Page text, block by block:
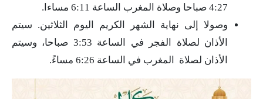
4:27 صباحا وصلاة المغرب الساعة 6:11 مساءا.
وصولا إلى نهاية الشهر الكريم اليوم الثلاثين. سيتم
الأذان لصلاة الفجر في الساعة 3:53 صباحا، وسيتم
الأذان لصلاة المغرب في الساعة 6:26 مساءً.